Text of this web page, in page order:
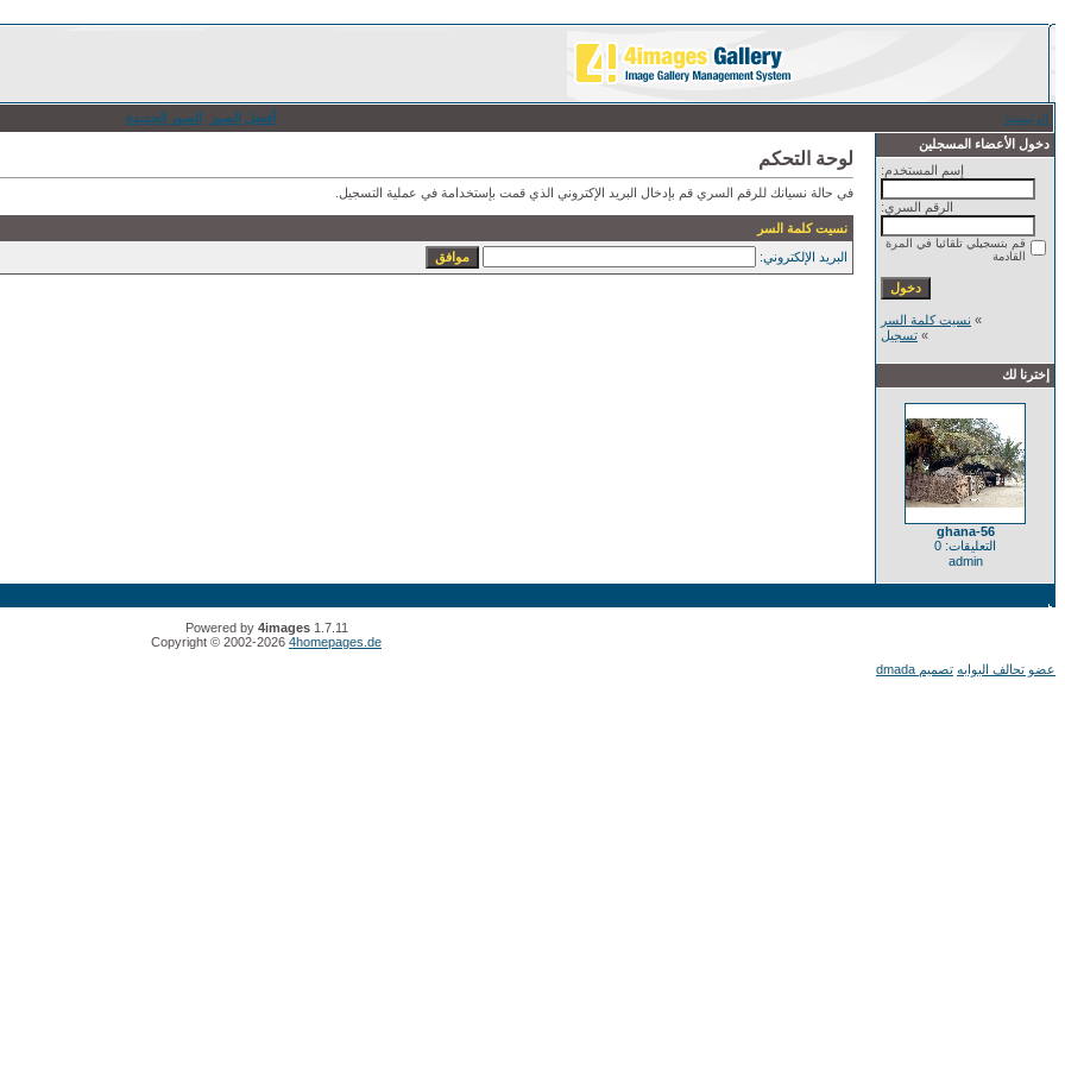
الرئيسية أفضل الصور
الصور الجديدة
دخول الأعضاء المسجلين
إسم المستخدم:
الرقم السري:
قم بتسجيلي تلقائيا في المرة
القادمة
» نسيت كلمة السر
» تسجيل
إخترنا لك
ghana-56
التعليقات: 0
admin
لوحة التحكم
في حالة نسيانك للرقم السري قم بإدخال البريد الإكتروني الذي قمت بإستخدامة في عملية التسجيل.
نسيت كلمة السر
البريد الإلكتروني:
Powered by 4images1.7.11
Copyright © 2002-2026 4homepages.de
عضو تحالف البوابه تصميم dmada